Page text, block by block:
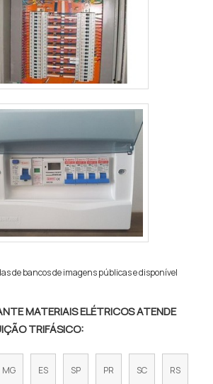
de bancos de imagens públicas e disponível
MATERIAIS ELÉTRICOS ATENDE
TRIFÁSICO:
MG ES SP PR SC RS